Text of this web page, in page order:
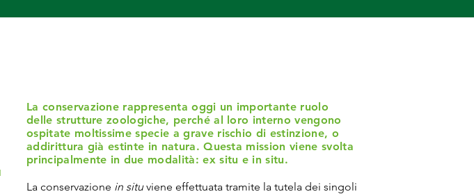
La conservazione rappresenta oggi un importante ruolo
delle strutture zoologiche, perché al loro interno vengono
ospitate moltissime specie a grave rischio di estinzione, o
addirittura già estinte in natura. Questa mission viene svolta
principalmente in due modalità: ex situ e in situ.
La conservazione in situviene effettuata tramite la tutela dei singoli